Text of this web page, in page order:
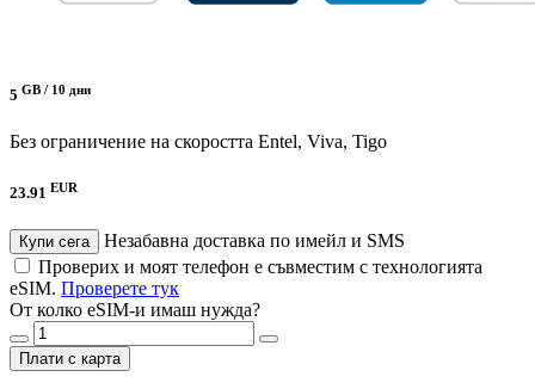
5 GB / 10 дни
Без ограничение на скоростта Entel, Viva, Tigo
23.91 EUR
Купи сега
Незабавна доставка по имейл и SMS
Проверих и моят телефон е съвместим с технологията
eSIM. Проверете тук
От колко eSIM-и имаш нужда?
Плати с карта